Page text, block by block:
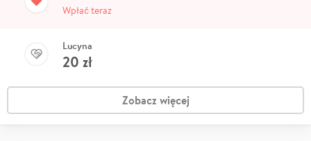
Wpłać teraz
Lucyna
20 zł
Zobacz więcej